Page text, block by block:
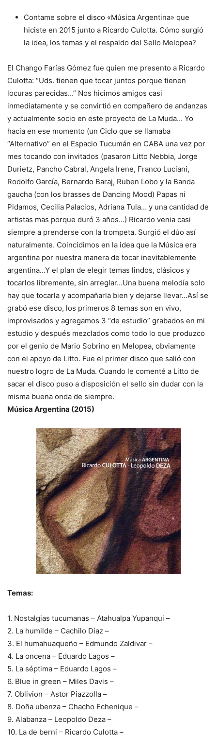
Contame sobre el disco «Música Argentina» que
hiciste en 2015 junto a Ricardo Culotta. Cómo surgió
la idea, los temas y el respaldo del Sello Melopea?
El Chango Farías Gómez fue quien me presento a Ricardo
Culotta: “Uds. tienen que tocar juntos porque tienen
locuras parecidas…” Nos hicimos amigos casi
inmediatamente y se convirtió en compañero de andanzas
y actualmente socio en este proyecto de La Muda… Yo
hacia en ese momento (un Ciclo que se llamaba
“Alternativo” en el Espacio Tucumán en CABA una vez por
mes tocando con invitados (pasaron Litto Nebbia, Jorge
Durietz, Pancho Cabral, Angela Irene, Franco Luciani,
Rodolfo García, Bernardo Baraj, Ruben Lobo y la Banda
gaucha (con los brasses de Dancing Mood) Papas ni
Pidamos, Cecilia Palacios, Adriana Tula… y una cantidad de
artistas mas porque duró 3 años…) Ricardo venia casi
siempre a prenderse con la trompeta. Surgió el dúo así
naturalmente. Coincidimos en la idea que la Música era
argentina por nuestra manera de tocar inevitablemente
argentina…Y el plan de elegir temas lindos, clásicos y
tocarlos libremente, sin arreglar…Una buena melodía solo
hay que tocarla y acompañarla bien y dejarse llevar…Así se
grabó ese disco, los primeros 8 temas son en vivo,
improvisados y agregamos 3 “de estudio” grabados en mi
estudio y después mezclados como todo lo que produzco
por el genio de Mario Sobrino en Melopea, obviamente
con el apoyo de Litto. Fue el primer disco que salió con
nuestro logro de La Muda. Cuando le comenté a Litto de
sacar el disco puso a disposición el sello sin dudar con la
misma buena onda de siempre.
Música Argentina (2015)
Temas:
1. Nostalgias tucumanas – Atahualpa Yupanqui –
2. La humilde – Cachilo Díaz –
3. El humahuaqueño – Edmundo Zaldivar –
4. La oncena – Eduardo Lagos –
5. La séptima – Eduardo Lagos –
6. Blue in green – Miles Davis –
7. Oblivion – Astor Piazzolla –
8. Doña ubenza – Chacho Echenique –
9. Alabanza – Leopoldo Deza –
10. La de berni – Ricardo Culotta –